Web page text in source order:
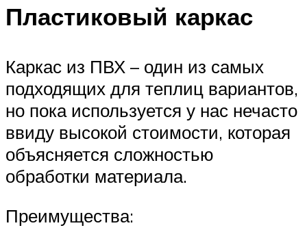
Пластиковый каркас
Каркас из ПВХ – один из самых
подходящих для теплиц вариантов,
но пока используется у нас нечасто
ввиду высокой стоимости, которая
объясняется сложностью
обработки материала.
Преимущества: